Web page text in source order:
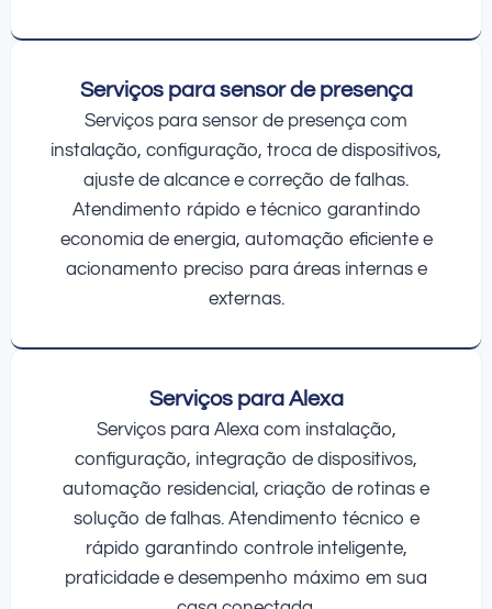
Serviços para sensor de presença
Serviços para sensor de presença com
instalação, configuração, troca de dispositivos,
ajuste de alcance e correção de falhas.
Atendimento rápido e técnico garantindo
economia de energia, automação eficiente e
acionamento preciso para áreas internas e
externas.
Serviços para Alexa
Serviços para Alexa com instalação,
configuração, integração de dispositivos,
automação residencial, criação de rotinas e
solução de falhas. Atendimento técnico e
rápido garantindo controle inteligente,
praticidade e desempenho máximo em sua